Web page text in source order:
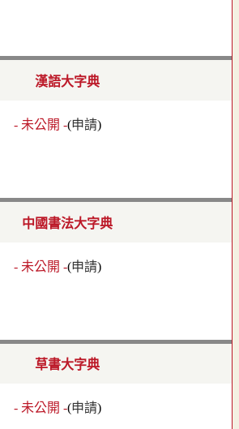
漢語大字典
- 未公開 -(申請)
中國書法大字典
- 未公開 -(申請)
草書大字典
- 未公開 -(申請)